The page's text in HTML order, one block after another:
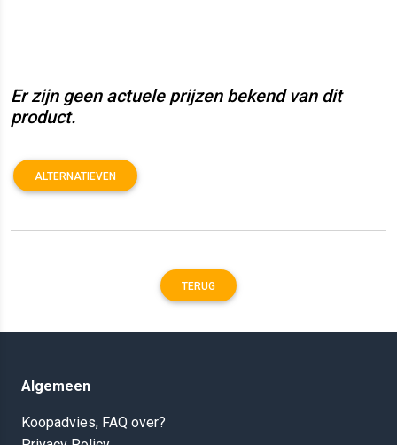
Er zijn geen actuele prijzen bekend van dit
product.
ALTERNATIEVEN
TERUG
Algemeen
Koopadvies, FAQ over?